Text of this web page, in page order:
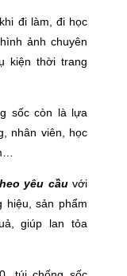
khi đi làm, đi học
ảnh chuyên
kiện thời trang
sốc còn là lựa
nhân viên, học
yêu cầuvới
hiệu, sản phẩm
giúp lan tỏa